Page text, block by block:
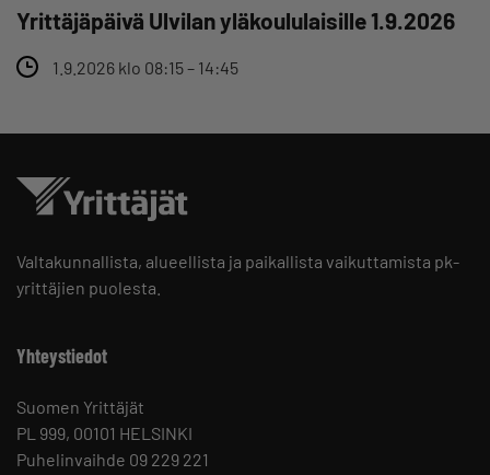
Yrittäjäpäivä Ulvilan yläkoululaisille 1.9.2026
1.9.2026 klo 08:15 – 14:45
Valtakunnallista, alueellista ja paikallista vaikuttamista pk-
yrittäjien puolesta.
Yhteystiedot
Suomen Yrittäjät
PL 999, 00101 HELSINKI
Puhelinvaihde 09 229 221